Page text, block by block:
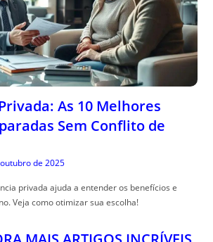
As 10 Melhores
Sem Conflito de
de 2025
privada ajuda a entender os benefícios e
Veja como otimizar sua escolha!